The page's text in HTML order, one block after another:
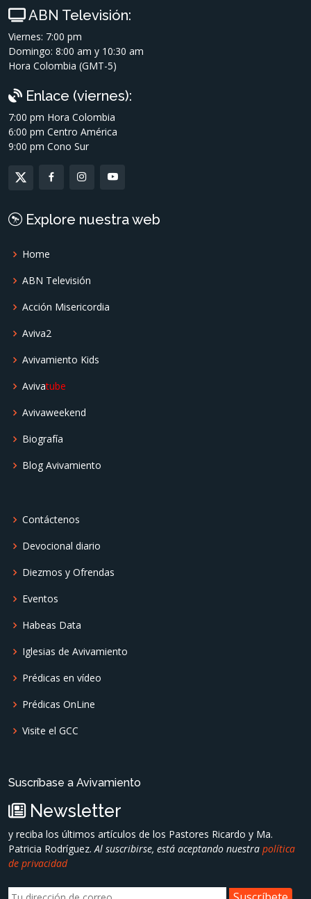
ABN Televisión:
Viernes: 7:00 pm
Domingo: 8:00 am y 10:30 am
Hora Colombia (GMT-5)
Enlace (viernes):
7:00 pm Hora Colombia
6:00 pm Centro América
9:00 pm Cono Sur
Explore nuestra web
Home
ABN Televisión
Acción Misericordia
Aviva2
Avivamiento Kids
Avivatube
Avivaweekend
Biografía
Blog Avivamiento
Contáctenos
Devocional diario
Diezmos y Ofrendas
Eventos
Habeas Data
Iglesias de Avivamiento
Prédicas en vídeo
Prédicas OnLine
Visite el GCC
Suscríbase a Avivamiento
Newsletter
y reciba los últimos artículos de los Pastores Ricardo y Ma.
Patricia Rodríguez.Al suscribirse, está aceptando nuestra política
de privacidad